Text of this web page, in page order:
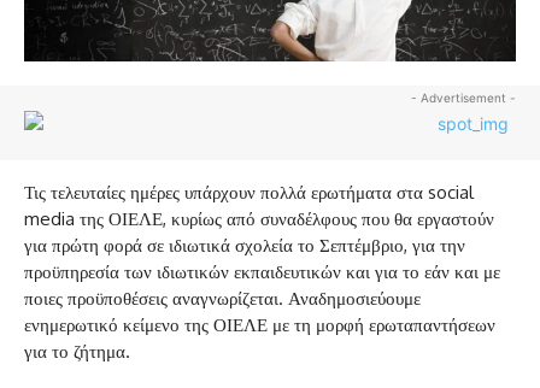
- Advertisement -
Τις τελευταίες ημέρες υπάρχουν πολλά ερωτήματα στα social
media της ΟΙΕΛΕ, κυρίως από συναδέλφους που θα εργαστούν
για πρώτη φορά σε ιδιωτικά σχολεία το Σεπτέμβριο, για την
προϋπηρεσία των ιδιωτικών εκπαιδευτικών και για το εάν και με
ποιες προϋποθέσεις αναγνωρίζεται. Αναδημοσιεύουμε
ενημερωτικό κείμενο της ΟΙΕΛΕ με τη μορφή ερωταπαντήσεων
για το ζήτημα.